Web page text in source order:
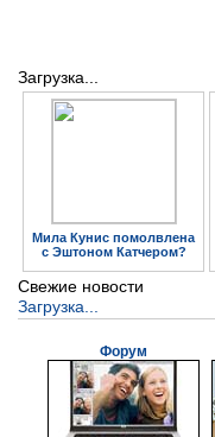
Загрузка...
Мила Кунис помолвлена
с Эштоном Катчером?
Свежие новости
Загрузка...
Форум